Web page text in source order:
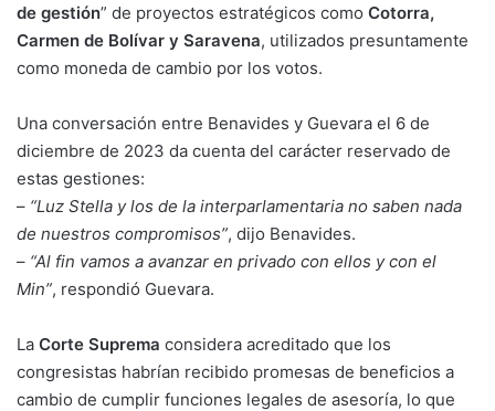
de gestión” de proyectos estratégicos como Cotorra,
Carmen de Bolívar y Saravena, utilizados presuntamente
como moneda de cambio por los votos.
Una conversación entre Benavides y Guevara el 6 de
diciembre de 2023 da cuenta del carácter reservado de
estas gestiones:
– “Luz Stella y los de la interparlamentaria no saben nada
de nuestros compromisos”, dijo Benavides.
– “Al fin vamos a avanzar en privado con ellos y con el
Min”, respondió Guevara.
La Corte Suprema considera acreditado que los
congresistas habrían recibido promesas de beneficios a
cambio de cumplir funciones legales de asesoría, lo que